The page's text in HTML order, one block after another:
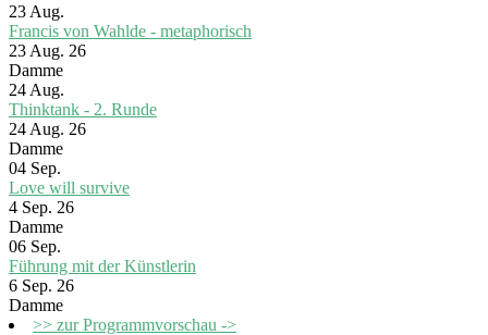
23 Aug.
Francis von Wahlde - metaphorisch
23 Aug. 26
Damme
24 Aug.
Thinktank - 2. Runde
24 Aug. 26
Damme
04 Sep.
Love will survive
4 Sep. 26
Damme
06 Sep.
Führung mit der Künstlerin
6 Sep. 26
Damme
>> zur Programmvorschau ->